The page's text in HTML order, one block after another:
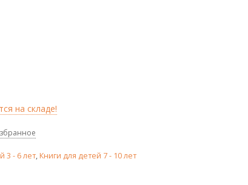
на складе!
3 - 6 лет,Книги для детей 7 - 10 лет